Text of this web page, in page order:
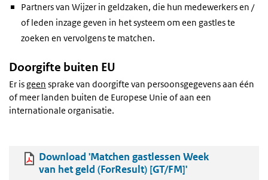
Partners van Wijzer in geldzaken, die hun medewerkers en /
of leden inzage geven in het systeem om een gastles te
zoeken en vervolgens te matchen.
Doorgifte buiten EU
Er isgeen sprake van doorgifte van persoonsgegevens aan één
of meer landen buiten de Europese Unie of aan een
internationale organisatie.
Download 'Matchen gastlessen Week
van het geld (ForResult) [GT/FM]'